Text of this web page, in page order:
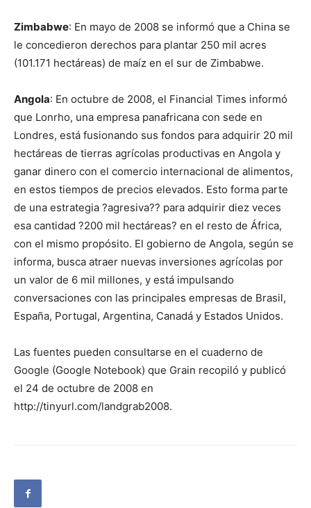
Zimbabwe: En mayo de 2008 se informó que a China se
le concedieron derechos para plantar 250 mil acres
(101.171 hectáreas) de maíz en el sur de Zimbabwe.
Angola: En octubre de 2008, el Financial Times informó
que Lonrho, una empresa panafricana con sede en
Londres, está fusionando sus fondos para adquirir 20 mil
hectáreas de tierras agrícolas productivas en Angola y
ganar dinero con el comercio internacional de alimentos,
en estos tiempos de precios elevados. Esto forma parte
de una estrategia ?agresiva?? para adquirir diez veces
esa cantidad ?200 mil hectáreas? en el resto de África,
con el mismo propósito. El gobierno de Angola, según se
informa, busca atraer nuevas inversiones agrícolas por
un valor de 6 mil millones, y está impulsando
conversaciones con las principales empresas de Brasil,
España, Portugal, Argentina, Canadá y Estados Unidos.
Las fuentes pueden consultarse en el cuaderno de
Google (Google Notebook) que Grain recopiló y publicó
el 24 de octubre de 2008 en
http://tinyurl.com/landgrab2008.